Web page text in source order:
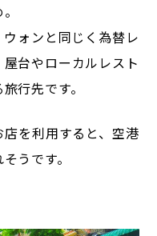
ォンと同じく為替レ
台やローカルレスト
行先です。
を利用すると、空港
うです。